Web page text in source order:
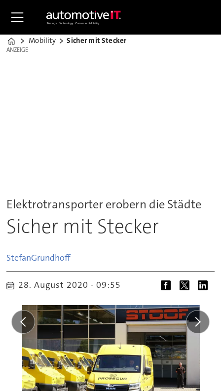
Home
Mobility Sicher mit Stecker
ANZEIGE
ANZEIGE
Elektrotransporter erobern die Städte
Sicher mit Stecker
StefanGrundhoff
28. August 2020 - 09:55